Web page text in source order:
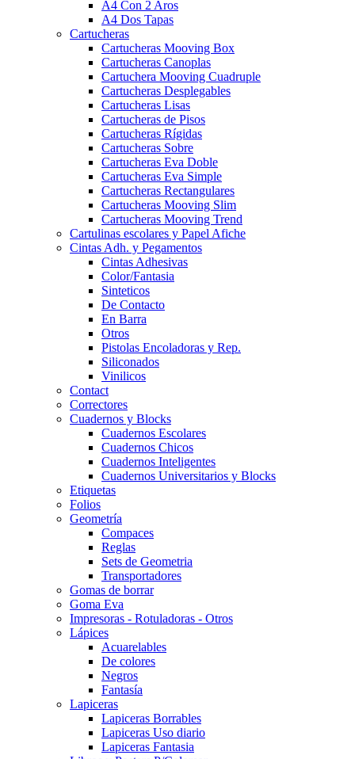
A4 Con 2 Aros
A4 Dos Tapas
Cartucheras
Cartucheras Mooving Box
Cartucheras Canoplas
Cartuchera Mooving Cuadruple
Cartucheras Desplegables
Cartucheras Lisas
Cartucheras de Pisos
Cartucheras Rígidas
Cartucheras Sobre
Cartucheras Eva Doble
Cartucheras Eva Simple
Cartucheras Rectangulares
Cartucheras Mooving Slim
Cartucheras Mooving Trend
Cartulinas escolares y Papel Afiche
Cintas Adh. y Pegamentos
Cintas Adhesivas
Color/Fantasia
Sinteticos
De Contacto
En Barra
Otros
Pistolas Encoladoras y Rep.
Siliconados
Vinilicos
Contact
Correctores
Cuadernos y Blocks
Cuadernos Escolares
Cuadernos Chicos
Cuadernos Inteligentes
Cuadernos Universitarios y Blocks
Etiquetas
Folios
Geometría
Compaces
Reglas
Sets de Geometria
Transportadores
Gomas de borrar
Goma Eva
Impresoras - Rotuladoras - Otros
Lápices
Acuarelables
De colores
Negros
Fantasía
Lapiceras
Lapiceras Borrables
Lapiceras Uso diario
Lapiceras Fantasia